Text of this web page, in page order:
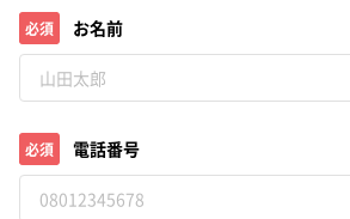
必須 お名前
必須 電話番号